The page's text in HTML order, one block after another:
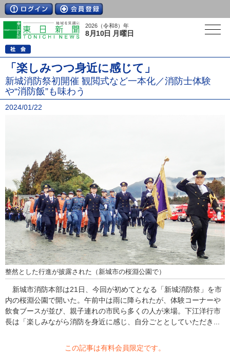
2026（令和8）年
8月10日 月曜日
「楽しみつつ身近に感じて」
新城消防祭初開催 観閲式など一本化／消防士体験
や“消防飯”も味わう
2024/01/22
整然とした行進が披露された（新城市の桜淵公園で）
新城市消防本部は21日、今回が初めてとなる「新城消防祭」を市
内の桜淵公園で開いた。午前中は雨に降られたが、体験コーナーや
飲食ブースが並び、親子連れの市民ら多くの人が来場。下江洋行市
長は「楽しみながら消防を身近に感じ、自分ごととしていただき...
この記事は有料会員限定です。